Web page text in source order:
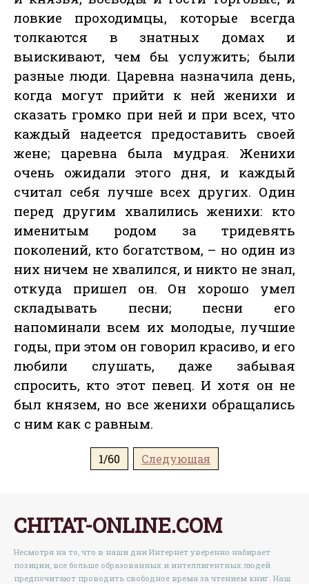
ловкие проходимцы, которые всегда
толкаются в знатных домах и
выискивают, чем бы услужить; были
разные люди. Царевна назначила день,
когда могут прийти к ней женихи и
сказать громко при ней и при всех, что
каждый надеется предоставить своей
жене; царевна была мудрая. Женихи
очень ожидали этого дня, и каждый
считал себя лучше всех других. Один
перед другим хвалились женихи: кто
именитым родом за тридевять
поколений, кто богатством, – но один из
них ничем не хвалился, и никто не знал,
откуда пришел он. Он хорошо умел
складывать песни; песни его
напоминали всем их молодые, лучшие
годы, при этом он говорил красиво, и его
любили слушать, даже забывая
спросить, кто этот певец. И хотя он не
был князем, но все женихи обращались
с ним как с равным.
1/60 Следующая
CHITAT-ONLINE.COM
Несмотря на то, что в наши дни Интернет уверенно набирает
позиции, все больше образованных и интеллигентных людей
предпочитают проводить свободное время за чтением книг. Наш